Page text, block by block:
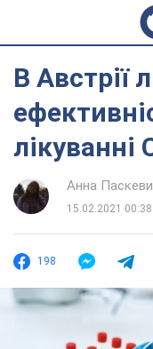
В Австрії
лікуванні
Анна
15.02.2021 00:38
198